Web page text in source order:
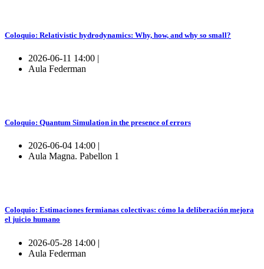
Coloquio: Relativistic hydrodynamics: Why, how, and why so small?
2026-06-11 14:00 |
Aula Federman
Coloquio: Quantum Simulation in the presence of errors
2026-06-04 14:00 |
Aula Magna. Pabellon 1
Coloquio: Estimaciones fermianas colectivas: cómo la deliberación mejora
el juicio humano
2026-05-28 14:00 |
Aula Federman